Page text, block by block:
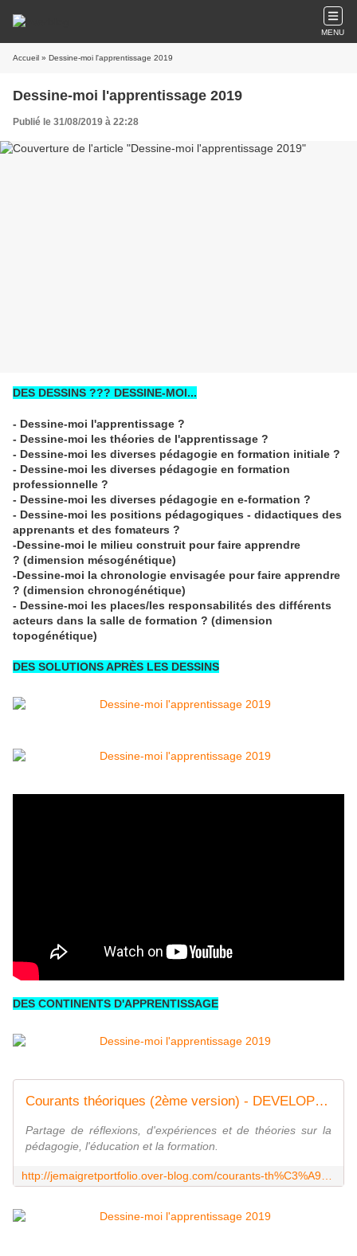
MENU
Accueil » Dessine-moi l'apprentissage 2019
Dessine-moi l'apprentissage 2019
Publié le 31/08/2019 à 22:28
DES DESSINS ??? DESSINE-MOI...
- Dessine-moi l'apprentissage ?
- Dessine-moi les théories de l'apprentissage ?
- Dessine-moi les diverses pédagogie en formation initiale ?
- Dessine-moi les diverses pédagogie en formation
professionnelle ?
- Dessine-moi les diverses pédagogie en e-formation ?
- Dessine-moi les positions pédagogiques - didactiques des
apprenants et des fomateurs ?
-Dessine-moi le milieu construit pour faire apprendre
? (dimension mésogénétique)
-Dessine-moi la chronologie envisagée pour faire apprendre
? (dimension chronogénétique)
- Dessine-moi les places/les responsabilités des différents
acteurs dans la salle de formation ? (dimension
topogénétique)
DES SOLUTIONS APRÈS LES DESSINS
DES CONTINENTS D'APPRENTISSAGE
Courants théoriques (2ème version) - DEVELOPPER SES COMPETENCES TOUT AU LONG DE LA VIE
Partage de réflexions, d'expériences et de théories sur la
pédagogie, l'éducation et la formation.